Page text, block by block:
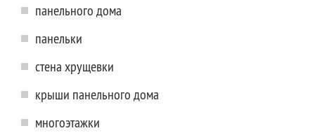
панельного дома
панельки
стена хрущевки
крыши панельного дома
многоэтажки